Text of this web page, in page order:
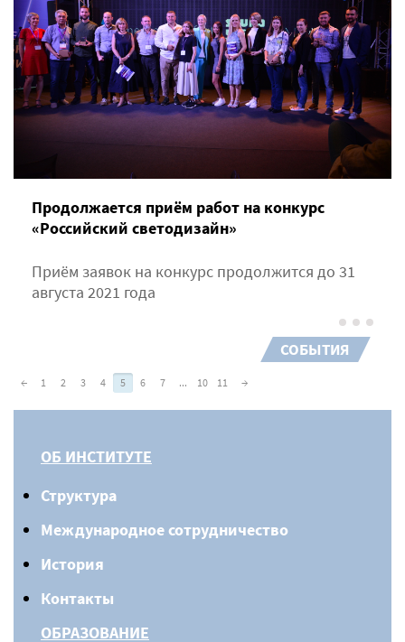
Продолжается приём работ на конкурс
«Российский светодизайн»
Приём заявок на конкурс продолжится до 31
августа 2021 года
СОБЫТИЯ
← 1 2 3 4 5 6 7 ... 10 11 →
ОБ ИНСТИТУТЕ
Структура
Международное сотрудничество
История
Контакты
ОБРАЗОВАНИЕ